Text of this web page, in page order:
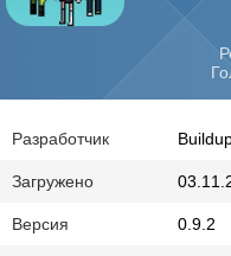
Разработчик
Загружено
Версия 0.9.2